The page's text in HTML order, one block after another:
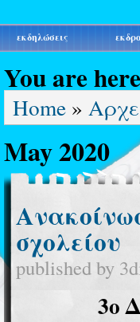
εκδηλώσεις
You are here
Home »
May 2020
σχολείου
published by
3ο